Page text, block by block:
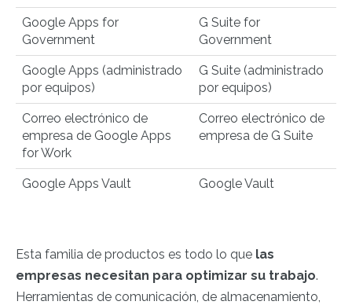
Google Apps for
Government
G Suite for
Government
Google Apps (administrado
por equipos)
G Suite (administrado
por equipos)
Correo electrónico de
empresa de Google Apps
for Work
Correo electrónico de
empresa de G Suite
Google Apps Vault Google Vault
Esta familia de productos es todo lo que las
empresas necesitan para optimizar su trabajo.
Herramientas de comunicación, de almacenamiento,